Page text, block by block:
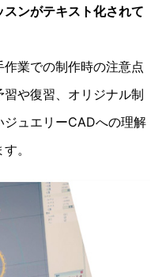
スンがテキスト化されて
業での制作時の注意点
や復習、オリジナル制
ュエリーCADへの理解
。